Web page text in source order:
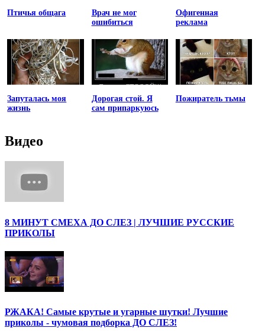
Птичья общага
Врач не мог
ошибиться
Офигенная
реклама
Запуталась моя
жизнь
Дорогая стой. Я
сам припаркуюсь
Пожиратель тьмы
Видео
8 МИНУТ СМЕХА ДО СЛЕЗ | ЛУЧШИЕ РУССКИЕ
ПРИКОЛЫ
РЖАКА! Самые крутые и угарные шутки! Лучшие
приколы - чумовая подборка ДО СЛЕЗ!